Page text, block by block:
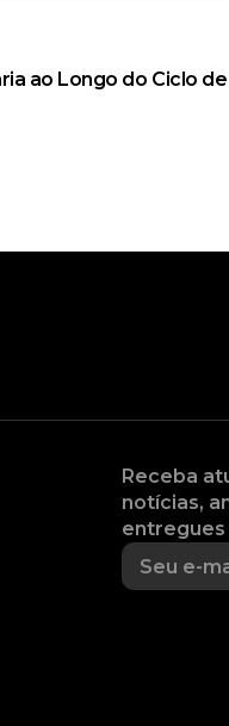
ao Longo do Ciclo
Receba
notícias,
entregues